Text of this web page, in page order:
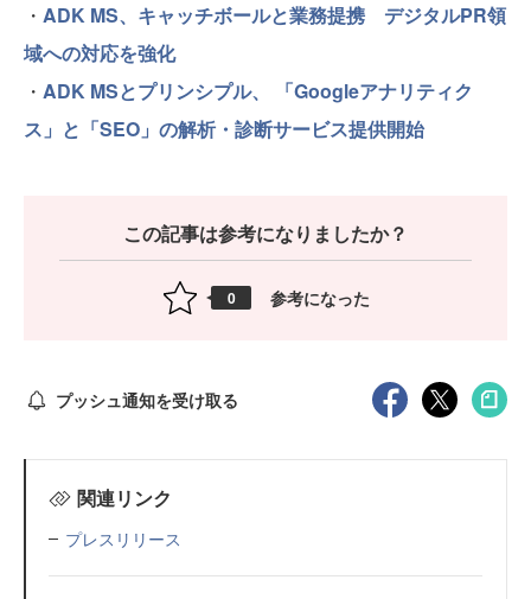
・ ADK MS、キャッチボールと業務提携 デジタルPR領
域への対応を強化
・ ADK MSとプリンシプル、 「Googleアナリティク
ス」と「SEO」の解析・診断サービス提供開始
この記事は参考になりましたか？
0 参考になった
プッシュ通知を受け取る
関連リンク
プレスリリース